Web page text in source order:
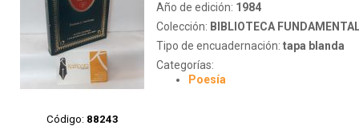
Código: 88243
Año de edición: 1984
Colección: BIBLIOTECA FUNDAMENTAL DE
Tipo de encuadernación: tapa blanda
Categorías:
Poesía